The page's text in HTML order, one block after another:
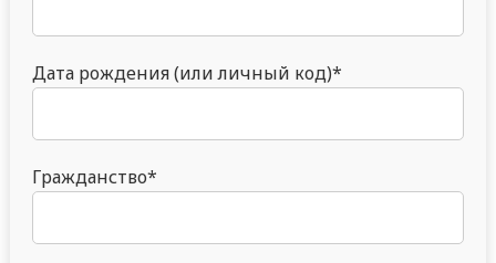
Дата рождения (или личный код)*
Гражданство*